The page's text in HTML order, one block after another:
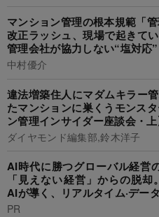
マンション管理の根本規範「
改正ラッシュ、現場で起きて
管理会社が協力しない“塩対応
中村優介
違法増築住人にマダムキラー
たマンションに巣くうモンス
ン管理インサイダー座談会・上
ダイヤモンド編集部,鈴木洋子
AI時代に勝つグローバル経営
「見えない経営」からの脱
AIが導く、リアルタイム·デー
PR